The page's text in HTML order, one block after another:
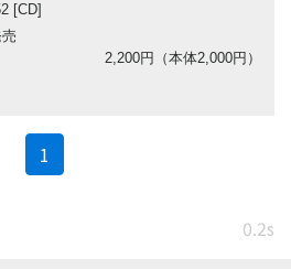
[CD]
2,200円（本体2,000円）
1
0.2s